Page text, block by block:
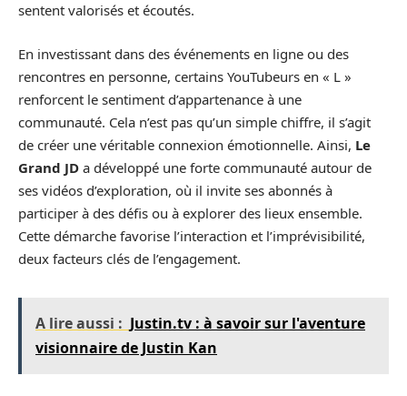
sentent valorisés et écoutés.
En investissant dans des événements en ligne ou des
rencontres en personne, certains YouTubeurs en « L »
renforcent le sentiment d’appartenance à une
communauté. Cela n’est pas qu’un simple chiffre, il s’agit
de créer une véritable connexion émotionnelle. Ainsi, Le
Grand JD a développé une forte communauté autour de
ses vidéos d’exploration, où il invite ses abonnés à
participer à des défis ou à explorer des lieux ensemble.
Cette démarche favorise l’interaction et l’imprévisibilité,
deux facteurs clés de l’engagement.
A lire aussi : Justin.tv : à savoir sur l'aventure
visionnaire de Justin Kan